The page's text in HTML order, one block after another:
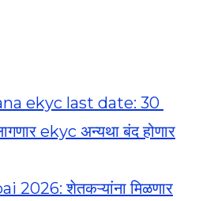
ekyc last date: 30
ekyc अन्यथा बंद होणार
2026: शेतकऱ्यांना मिळणार